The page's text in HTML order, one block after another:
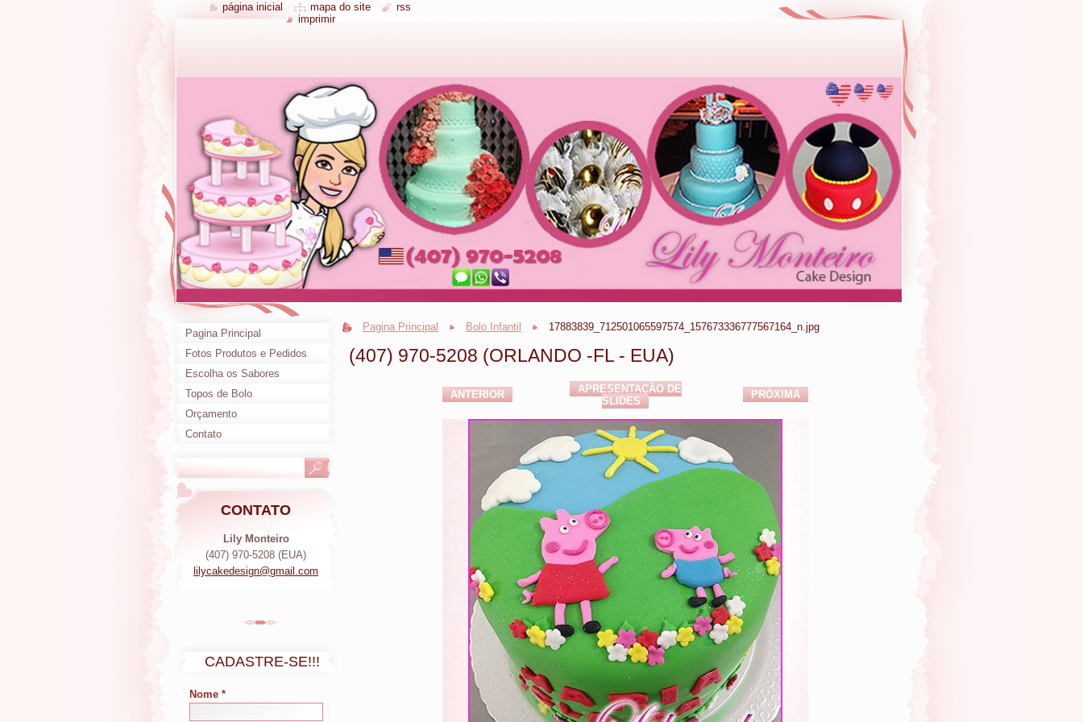
Pagina Principal Bolo Infantil 17883839_712501065597574_157673336777567164_n.jpg
(407) 970-5208 (ORLANDO -FL - EUA)
ANTERIOR
APRESENTAÇÃO DE
SLIDES
PRÓXIMA
Pagina Principal
Fotos Produtos e Pedidos
Escolha os Sabores
Topos de Bolo
Orçamento
Contato
CONTATO
Lily Monteiro
(407) 970-5208 (EUA)
lilycakedesign@gmail.com
CADASTRE-SE!!!
Nome *
página inicial mapa do site
rss
imprimir